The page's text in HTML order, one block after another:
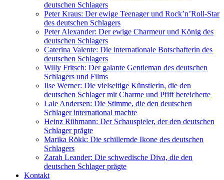
deutschen Schlagers
Peter Kraus: Der ewige Teenager und Rock’n’Roll-Star
des deutschen Schlagers
Peter Alexander: Der ewige Charmeur und König des
deutschen Schlagers
Caterina Valente: Die internationale Botschafterin des
deutschen Schlagers
Willy Fritsch: Der galante Gentleman des deutschen
Schlagers und Films
Ilse Werner: Die vielseitige Künstlerin, die den
deutschen Schlager mit Charme und Pfiff bereicherte
Lale Andersen: Die Stimme, die den deutschen
Schlager international machte
Heinz Rühmann: Der Schauspieler, der den deutschen
Schlager prägte
Marika Rökk: Die schillernde Ikone des deutschen
Schlagers
Zarah Leander: Die schwedische Diva, die den
deutschen Schlager prägte
Kontakt